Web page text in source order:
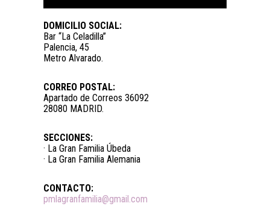
DOMICILIO SOCIAL:
Bar “La Celadilla”
Palencia, 45
Metro Alvarado.
CORREO POSTAL:
Apartado de Correos 36092
28080 MADRID.
SECCIONES:
· La Gran Familia Úbeda
· La Gran Familia Alemania
CONTACTO:
pmlagranfamilia@gmail.com